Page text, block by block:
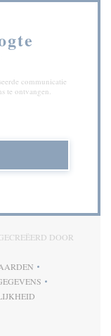
communicatie
te ontvangen.
DOOR
IN EEN NIEUW VENSTER))
IN EEN NIEUW
NIEUW VENSTER))
IN EEN NIEUW